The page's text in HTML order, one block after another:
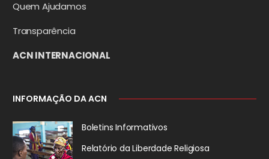
Quem Ajudamos
Transparência
ACN INTERNACIONAL
INFORMAÇÃO DA ACN
Boletins Informativos
Relatório da Liberdade Religiosa